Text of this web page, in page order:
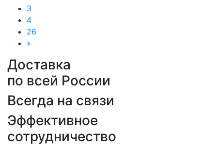
3
4
26
»
Доставка
по всей России
Всегда на связи
Эффективное
сотрудничество